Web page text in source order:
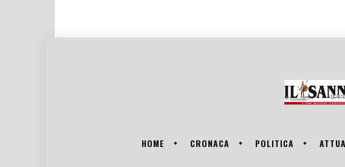
HOME CRONACA POLITICA